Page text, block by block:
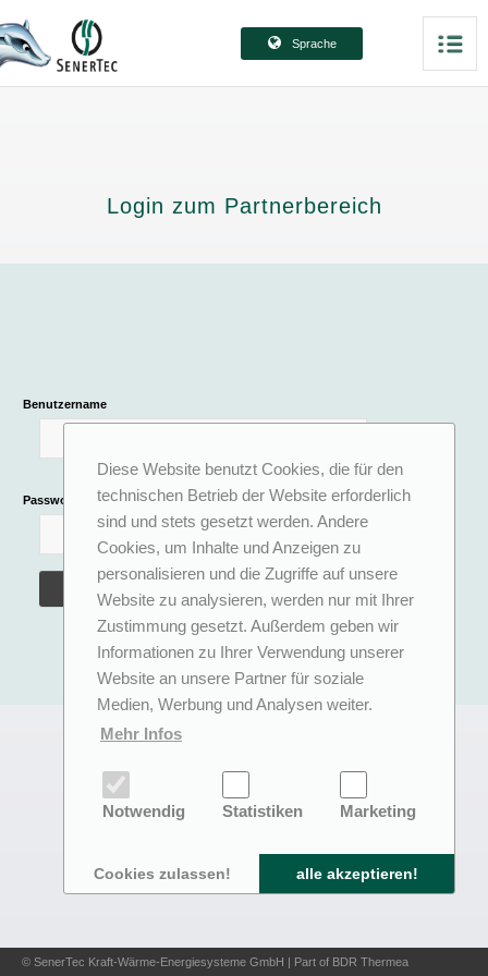
Diese Website benutzt Cookies, die für den
technischen Betrieb der Website erforderlich
sind und stets gesetzt werden. Andere
Cookies, um Inhalte und Anzeigen zu
personalisieren und die Zugriffe auf unsere
Website zu analysieren, werden nur mit Ihrer
Zustimmung gesetzt. Außerdem geben wir
Informationen zu Ihrer Verwendung unserer
Website an unsere Partner für soziale
Medien, Werbung und Analysen weiter.
Mehr Infos
Notwendig Statistiken Marketing
Cookies zulassen! alle akzeptieren!
Sprache
Login zum Partnerbereich
Benutzername
Passwort
© SenerTec Kraft-Wärme-Energiesysteme GmbH | Part of BDR Thermea